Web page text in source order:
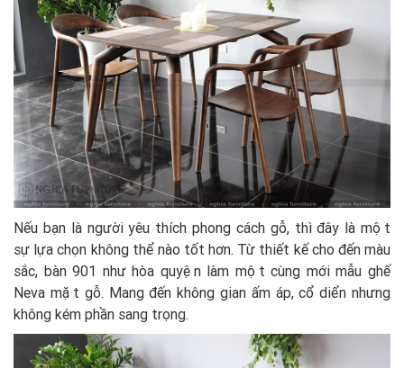
Nếu bạn là người yêu thích phong cách gỗ, thì đây là một
sự lựa chọn không thể nào tốt hơn. Từ thiết kế cho đến màu
sắc, bàn 901 như hòa quyện làm một cùng mới mẫu ghế
Neva mặt gỗ. Mang đến không gian ấm áp, cổ diển nhưng
không kém phần sang trọng.